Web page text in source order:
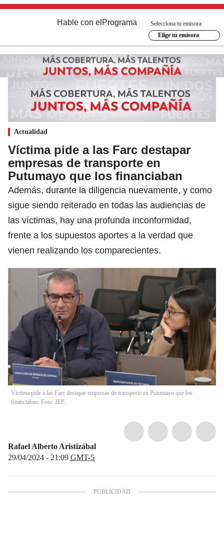
Hable con el Programa
Selecciona tu emisora
Elige tu emisora
Actualidad
Víctima pide a las Farc destapar
empresas de transporte en
Putumayo que los financiaban
Además, durante la diligencia nuevamente, y como
sigue siendo reiterado en todas las audiencias de
las víctimas, hay una profunda inconformidad,
frente a los supuestos aportes a la verdad que
vienen realizando los comparecientes.
Víctima pide a las Farc destapar empresas de transporte en Putumayo que los
financiaban. Foto: JEP.
Rafael Alberto Aristizábal
29/04/2024 - 21:09 GMT-5